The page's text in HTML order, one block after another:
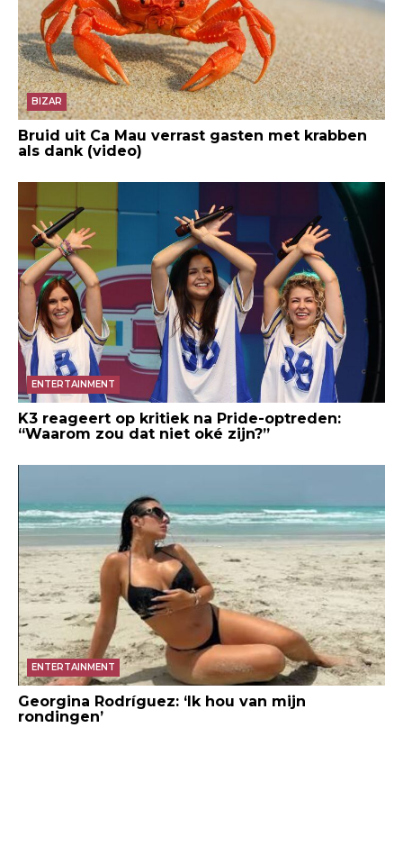
BIZAR
Bruid uit Ca Mau verrast gasten met krabben
als dank (video)
ENTERTAINMENT
K3 reageert op kritiek na Pride-optreden:
“Waarom zou dat niet oké zijn?”
ENTERTAINMENT
Georgina Rodríguez: ‘Ik hou van mijn
rondingen’